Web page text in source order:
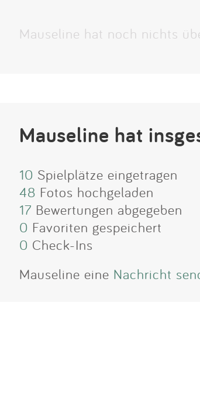
Mauseline hat noch nichts
Mauseline hat
10 Spielplätze eingetragen
48 Fotos hochgeladen
17 Bewertungen abgegeben
0 Favoriten gespeichert
0 Check-Ins
Mauseline eine Nachricht